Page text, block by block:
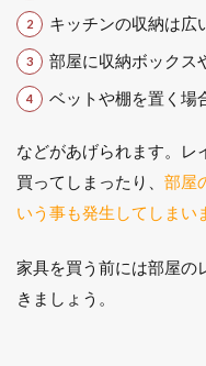
3.IKEA
2.4
5.リ
サイ
ップ
2.6
キッチンの収納は広
部屋に収納ボックス
ベットや棚を置く場
などがあげられます。レ
買ってしまったり、 部屋
いう事も発生してしまい
家具を買う前には部屋の
きましょう。